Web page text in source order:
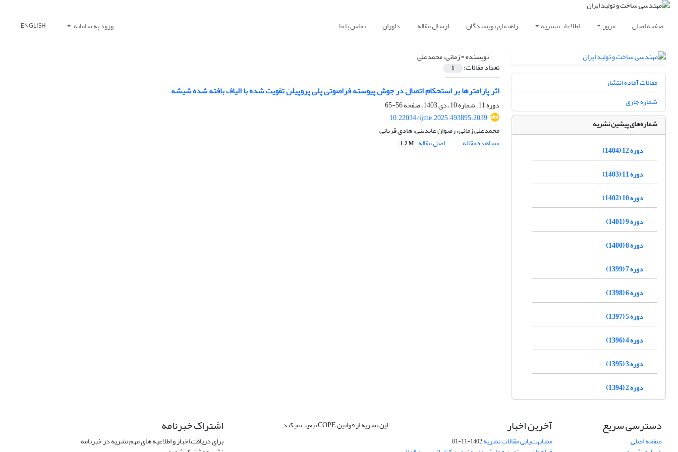
صفحه اصلی مرور اطلاعات نشریه راهنمای نویسندگان ارسال مقاله داوران تماس با ما ورود به سامانه ENGLISH
نویسنده =زمانی، محمدعلی
تعداد مقالات: 1
اثر پارامترها بر استحکام اتصال در جوش پیوسته فراصوتی پلی پروپیلن تقویت شده با الیاف بافته شده شیشه
دوره 11، شماره 10، دی 1403، صفحه
56-65
10.22034/ijme.2025.493895.2039
محمدعلی زمانی، رضوان عابدینی، هادی قربانی
مشاهده مقاله
اصل مقاله 1.2 M
مقالات آماده انتشار
شماره جاری
شماره‌های پیشین نشریه
دوره 12 (1404)
دوره 11 (1403)
دوره 10 (1402)
دوره 9 (1401)
دوره 8 (1400)
دوره 7 (1399)
دوره 6 (1398)
دوره 5 (1397)
دوره 4 (1396)
دوره 3 (1395)
دوره 2 (1394)
دسترسی سریع
صفحه اصلی
آخرین اخبار
مشابهت‌یابی مقالات نشریه1402-11-01
این نشریه از قوانین COPE تبعیت میکند. اشتراک خبرنامه
برای دریافت اخبار و اطلاعیه های مهم نشریه در خبرنامه